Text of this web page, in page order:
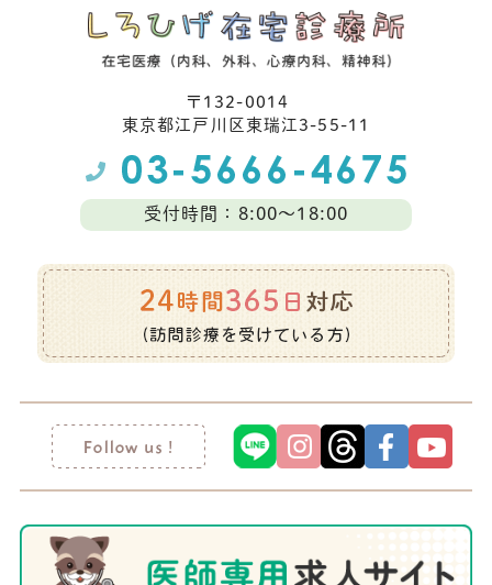
〒132-0014
東京都江⼾川区東瑞江3-55-11
受付時間：8:00～18:00